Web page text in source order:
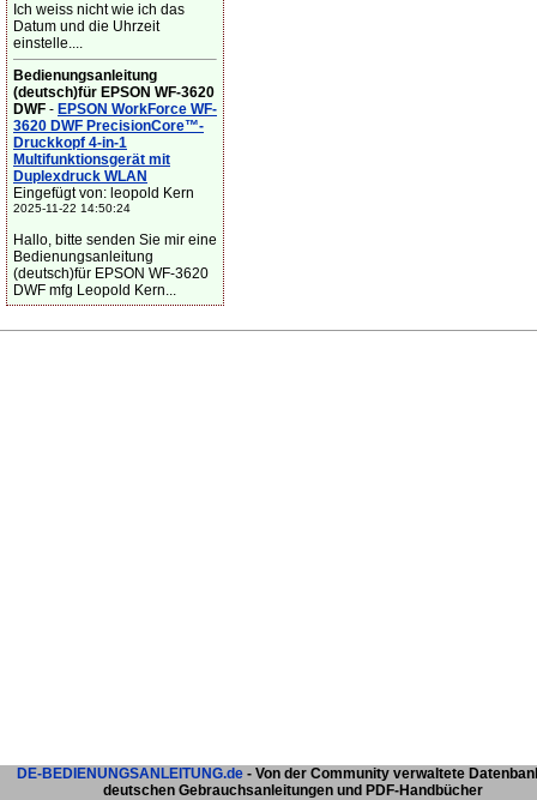
Ich weiss nicht wie ich das
Datum und die Uhrzeit
einstelle....
Bedienungsanleitung
(deutsch)für EPSON WF-3620
DWF - EPSON WorkForce WF-
3620 DWF PrecisionCore™-
Druckkopf 4-in-1
Multifunktionsgerät mit
Duplexdruck WLAN
Eingefügt von: leopold Kern
2025-11-22 14:50:24
Hallo, bitte senden Sie mir eine
Bedienungsanleitung
(deutsch)für EPSON WF-3620
DWF mfg Leopold Kern...
DE-BEDIENUNGSANLEITUNG.de - Von der Community verwaltete
deutschen Gebrauchsanleitungen und PDF-Handbücher